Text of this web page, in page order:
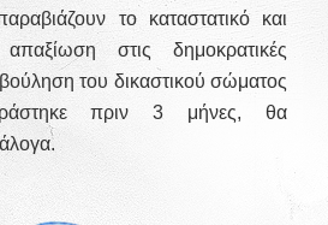
το καταστατικό και
στις δημοκρατικές
βούληση του δικαστικού σώματος
πριν 3 μήνες, θα